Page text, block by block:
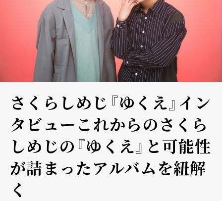
さくらしめじ『ゆくえ』イン
タビュー――これからのさくら
しめじの『ゆくえ』と可能性
が詰まったアルバムを紐解
く